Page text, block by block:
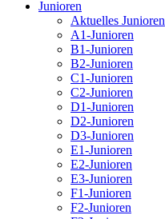
Junioren
Aktuelles Junioren
A1-Junioren
B1-Junioren
B2-Junioren
C1-Junioren
C2-Junioren
D1-Junioren
D2-Junioren
D3-Junioren
E1-Junioren
E2-Junioren
E3-Junioren
F1-Junioren
F2-Junioren